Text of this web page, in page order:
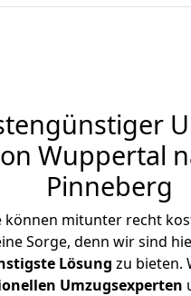
Wuppertal
Pinneberg
können mitunter recht
Sorge, denn wir sind
Lösung zu bieten.
Umzugsexperten